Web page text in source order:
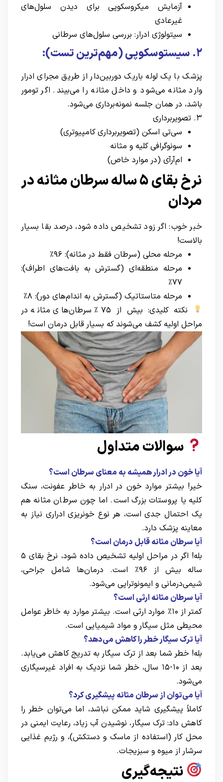
آزمایش میکروسکوپی برای دیدن سلول‌های
غیرعادی
سیتولوژی ادرار: بررسی سلول‌های سرطانی
۲. سیستوسکوپی (مهم‌ترین تست):
پزشک با یک لوله باریک دوربین‌دار از طریق مجرای ادرار
وارد مثانه می‌شود و داخل مثانه را می‌بیند. اگر تومور
باشد، در همان جلسه نمونه‌برداری می‌شود.
۳. تصویربرداری
سی‌تی اسکن (تصویربرداری کامپیوتری)
سونوگرافی کلیه و مثانه
ام‌آرآی (در موارد خاص)
نرخ بقای ۵ ساله سرطان مثانه در
مردان
خبر خوب: اگر زود تشخیص داده شود، درصد بقا بسیار
بالاست!
مرحله محلی (سرطان فقط در مثانه): ۹۶٪
مرحله منطقه‌ای (گسترش به بافت‌های اطراف):
۷۷٪
مرحله متاستاتیک (گسترش به اندام‌های دور): ۸٪
نکته کلیدی: بیش از ۷۵٪ سرطان‌های مثانه در
مراحل اولیه کشف می‌شوند که بسیار قابل درمان است!
سوالات متداول
آیا خون در ادرار همیشه به معنای سرطان است؟
خیر! بیشتر موارد خون در ادرار به خاطر عفونت، سنگ
کلیه یا پروستات بزرگ است. اما چون سرطان مثانه هم
یک احتمال جدی است، هر نوع خونریزی ادراری نیاز به
معاینه پزشک دارد.
آیا سرطان مثانه قابل درمان است؟
بله! اگر در مراحل اولیه تشخیص داده شود، نرخ بقای ۵
ساله بیش از ۹۶٪ است. درمان‌ها شامل جراحی،
شیمی‌درمانی و ایمونوتراپی می‌شود.
آیا سرطان مثانه ارثی است؟
کمتر از ۱۰٪ موارد ارثی است. بیشتر موارد به خاطر عوامل
محیطی مثل سیگار و مواد شیمیایی است.
آیا ترک سیگار خطر را کاهش می‌دهد؟
بله! خطر شما بعد از ترک سیگار به تدریج کاهش می‌یابد.
بعد از ۱۰-۱۵ سال، خطر شما نزدیک به افراد غیرسیگاری
می‌شود.
آیا می‌توان از سرطان مثانه پیشگیری کرد؟
کاملاً پیشگیری شاید ممکن نباشد، اما می‌توان خطر را
کاهش داد: ترک سیگار، نوشیدن آب زیاد، رعایت ایمنی در
محل کار (استفاده از ماسک و دستکش)، و رژیم غذایی
سرشار از میوه و سبزیجات.
نتیجه‌گیری